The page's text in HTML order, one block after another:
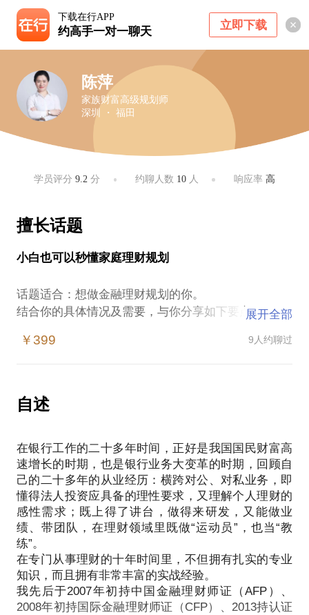
下载在行APP
约高手一对一聊天 立即下载
陈萍
家族财富高级规划师
深圳 ・ 福田
学员评分9.2 分 约聊人数 10人 响应率 高
擅长话题
小白也可以秒懂家庭理财规划
话题适合：想做金融理财规划的你。
结合你的具体情况及需要，与你分享如下要点：
确定理财规划目标的一般流程；
展开全部
￥399 9人约聊过
自述
在银行工作的二十多年时间，正好是我国国民财富高
速增长的时期，也是银行业务大变革的时期，回顾自
己的二十多年的从业经历：横跨对公、对私业务，即
懂得法人投资应具备的理性要求，又理解个人理财的
感性需求；既上得了讲台，做得来研发，又能做业
绩、带团队，在理财领域里既做“运动员”，也当“教
练”。
在专门从事理财的十年时间里，不但拥有扎实的专业
知识，而且拥有非常丰富的实战经验。
我先后于2007年初持中国金融理财师证（AFP）、
2008年初持国际金融理财师证（CFP）、2013持认证